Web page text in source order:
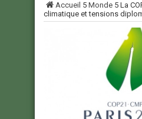
Accueil 5 Monde 5 La
climatique et tensions